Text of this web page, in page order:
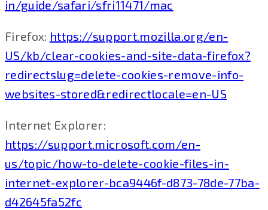
in/guide/safari/sfri11471/mac
Firefox: https://support.mozilla.org/en-
US/kb/clear-cookies-and-site-data-firefox?
redirectslug=delete-cookies-remove-info-
websites-stored&redirectlocale=en-US
Internet Explorer:
https://support.microsoft.com/en-
us/topic/how-to-delete-cookie-files-in-
internet-explorer-bca9446f-d873-78de-77ba-
d42645fa52fc